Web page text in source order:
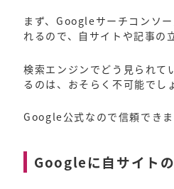
まず、Googleサーチコンソ
れるので、自サイトや記事の
検索エンジンでどう見られて
るのは、おそらく不可能でし
Google公式なので信頼できま
Googleに自サイト